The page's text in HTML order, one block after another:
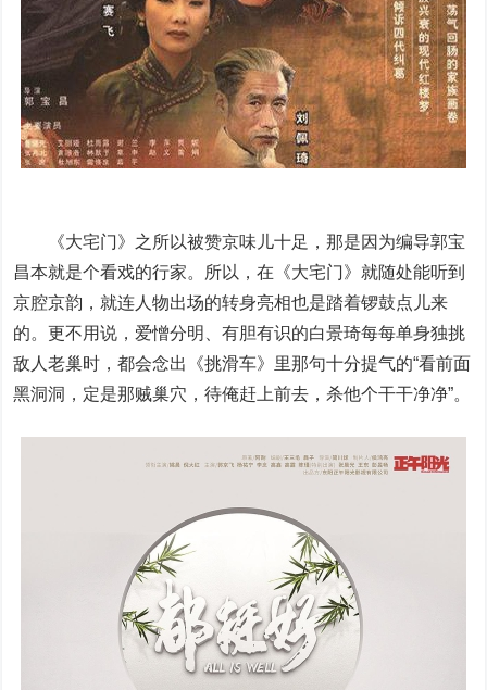
《大宅门》之所以被赞京味儿十足，那是因为编导郭宝
昌本就是个看戏的行家。所以，在《大宅门》就随处能听到
京腔京韵，就连人物出场的转身亮相也是踏着锣鼓点儿来
的。更不用说，爱憎分明、有胆有识的白景琦每每单身独挑
敌人老巢时，都会念出《挑滑车》里那句十分提气的“看前面
黑洞洞，定是那贼巢穴，待俺赶上前去，杀他个干干净净”。